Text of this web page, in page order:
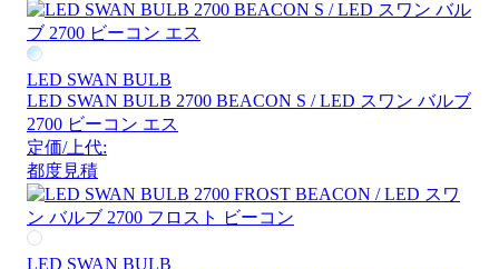
LED SWAN BULB
LED SWAN BULB 2700 BEACON S / LED スワン バルブ
2700 ビーコン エス
定価/上代:
都度見積
LED SWAN BULB